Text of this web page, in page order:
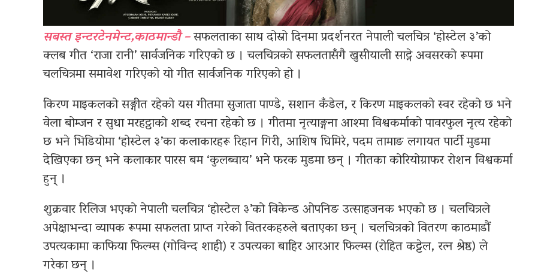
सबस्त इन्टरटेनमेन्ट,काठमान्डौ –सफलताका साथ दोस्रो दिनमा प्रदर्शनरत नेपाली चलचित्र ‘होस्टेल ३’को
क्लब गीत ‘राजा रानी’ सार्वजनिक गरिएको छ । चलचित्रको सफलतासँगै खुसीयाली साट्ने अवसरको रूपमा
चलचित्रमा समावेश गरिएको यो गीत सार्वजनिक गरिएको हो ।
किरण माइकलको सङ्गीत रहेको यस गीतमा सुजाता पाण्डे, सशान कँडेल, र किरण माइकलको स्वर रहेको छ भने
वेला बोम्जन र सुधा मरहट्ठाको शब्द रचना रहेको छ । गीतमा नृत्याङ्गना आश्मा विश्वकर्माको पावरफुल नृत्य रहेको
छ भने भिडियोमा ‘होस्टेल ३’का कलाकारहरू रिहान गिरी, आशिष घिमिरे, पदम तामाङ लगायत पार्टी मुडमा
देखिएका छन् भने कलाकार पारस बम ‘कुलब्वाय’ भने फरक मुडमा छन् । गीतका कोरियोग्राफर रोशन विश्वकर्मा
हुन् ।
शुक्रवार रिलिज भएको नेपाली चलचित्र ‘होस्टेल ३’को विकेन्ड ओपनिङ उत्साहजनक भएको छ । चलचित्रले
अपेक्षाभन्दा व्यापक रूपमा सफलता प्राप्त गरेको वितरकहरुले बताएका छन् । चलचित्रको वितरण काठमाडौं
उपत्यकामा काफिया फिल्म्स (गोविन्द शाही) र उपत्यका बाहिर आरआर फिल्म्स (रोहित कट्टेल, रत्न श्रेष्ठ) ले
गरेका छन् ।